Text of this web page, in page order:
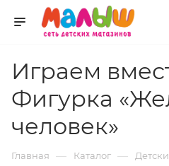
Играем
Фигурка
человек»
Главная — Каталог —